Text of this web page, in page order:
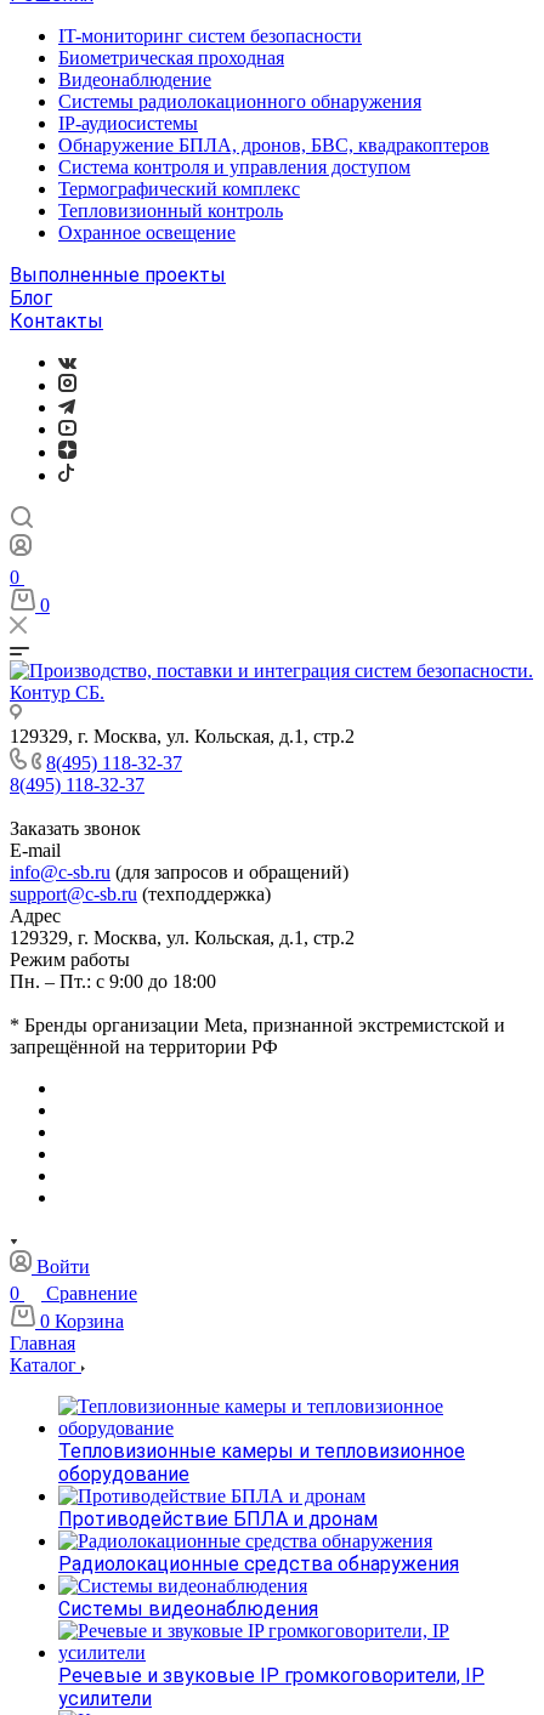
IT-мониторинг систем безопасности
Биометрическая проходная
Видеонаблюдение
Системы радиолокационного обнаружения
IP-аудиосистемы
Обнаружение БПЛА, дронов, БВС, квадракоптеров
Система контроля и управления доступом
Термографический комплекс
Тепловизионный контроль
Охранное освещение
Выполненные проекты
Блог
Контакты
0
0
129329, г. Москва, ул. Кольская, д.1, стр.2
8(495) 118-32-37
8(495) 118-32-37
Заказать звонок
E-mail
info@c-sb.ru (для запросов и обращений)
support@c-sb.ru (техподдержка)
Адрес
129329, г. Москва, ул. Кольская, д.1, стр.2
Режим работы
Пн. – Пт.: с 9:00 до 18:00
* Бренды организации Meta, признанной экстремистской и
запрещённой на территории РФ
Войти
0
Сравнение
0 Корзина
Главная
Каталог
Тепловизионные камеры и тепловизионное
оборудование
Противодействие БПЛА и дронам
Радиолокационные средства обнаружения
Системы видеонаблюдения
Речевые и звуковые IP громкоговорители, IP
усилители